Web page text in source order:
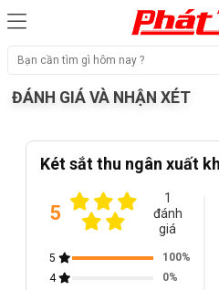
ĐÁNH GIÁ VÀ NHẬN XÉT
Két sắt thu ngân xuất
5
1
đánh
giá
5
100%
4
0%